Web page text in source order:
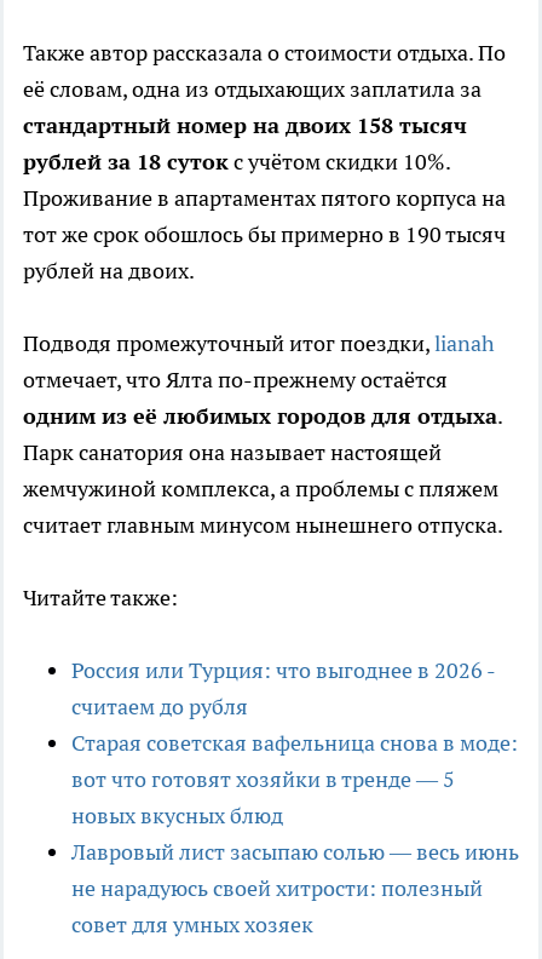
Также автор рассказала о стоимости отдыха. По
её словам, одна из отдыхающих заплатила за
стандартный номер на двоих 158 тысяч
рублей за 18 сутокс учётом скидки 10%.
Проживание в апартаментах пятого корпуса на
тот же срок обошлось бы примерно в 190 тысяч
рублей на двоих.
Подводя промежуточный итог поездки,lianah
отмечает, что Ялта по-прежнему остаётся
одним из её любимых городов для отдыха.
Парк санатория она называет настоящей
жемчужиной комплекса, а проблемы с пляжем
считает главным минусом нынешнего отпуска.
Читайте также:
Россия или Турция: что выгоднее в 2026 -
считаем до рубля
Старая советская вафельница снова в моде:
вот что готовят хозяйки в тренде — 5
новых вкусных блюд
Лавровый лист засыпаю солью — весь июнь
не нарадуюсь своей хитрости: полезный
совет для умных хозяек